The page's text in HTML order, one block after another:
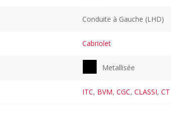
Conduite à Gauche (LHD)
Cabriolet
Metallisée
ITC, BVM,CGC,CLASSI,